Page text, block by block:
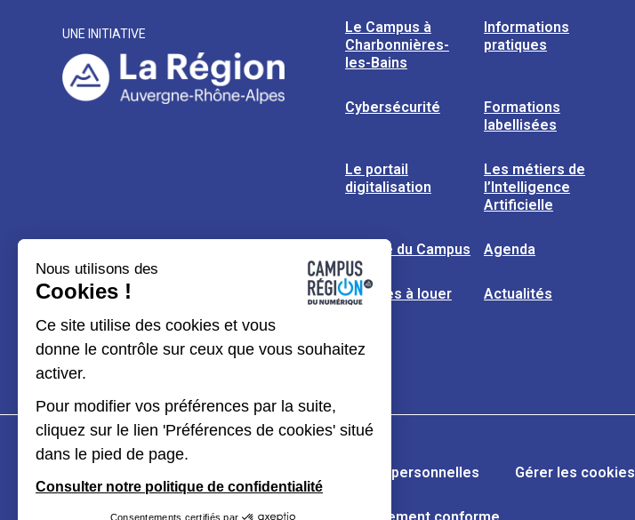
UNE INITIATIVE
Le Campus à
Charbonnières-
les-Bains
Informations
pratiques
Cybersécurité
Formations
labellisées
Le portail
digitalisation
Les métiers de
l’Intelligence
Artificielle
L’usine du Campus Agenda
Espaces à louer Actualités
Données personnelles Gérer les cookies
Nous utilisons des
Cookies !
Ce site utilise des cookies et vous
donne le contrôle sur ceux que vous souhaitez
activer.
Pour modifier vos préférences par la suite,
cliquez sur le lien 'Préférences de cookies' situé
dans le pied de page.
Consulter notre politique de confidentialité
Consentements certifiés par